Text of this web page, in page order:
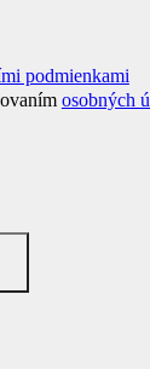
podmienkami
osobných